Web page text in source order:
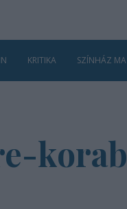
KRITIKA SZÍNHÁZ MA